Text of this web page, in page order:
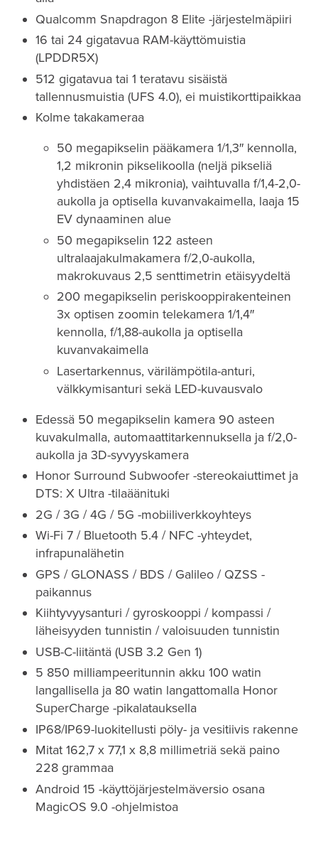
Qualcomm Snapdragon 8 Elite -järjestelmäpiiri
16 tai 24 gigatavua RAM-käyttömuistia
(LPDDR5X)
512 gigatavua tai 1 teratavu sisäistä
tallennusmuistia (UFS 4.0), ei muistikorttipaikkaa
Kolme takakameraa
50 megapikselin pääkamera 1/1,3″ kennolla,
1,2 mikronin pikselikoolla (neljä pikseliä
yhdistäen 2,4 mikronia), vaihtuvalla f/1,4-2,0-
aukolla ja optisella kuvanvakaimella, laaja 15
EV dynaaminen alue
50 megapikselin 122 asteen
ultralaajakulmakamera f/2,0-aukolla,
makrokuvaus 2,5 senttimetrin etäisyydeltä
200 megapikselin periskooppirakenteinen
3x optisen zoomin telekamera 1/1,4″
kennolla, f/1,88-aukolla ja optisella
kuvanvakaimella
Lasertarkennus, värilämpötila-anturi,
välkkymisanturi sekä LED-kuvausvalo
Edessä 50 megapikselin kamera 90 asteen
kuvakulmalla, automaattitarkennuksella ja f/2,0-
aukolla ja 3D-syvyyskamera
Honor Surround Subwoofer -stereokaiuttimet ja
DTS: X Ultra -tilaäänituki
2G / 3G / 4G / 5G -mobiiliverkkoyhteys
Wi-Fi 7 / Bluetooth 5.4 / NFC -yhteydet,
infrapunalähetin
GPS / GLONASS / BDS / Galileo / QZSS -
paikannus
Kiihtyvyysanturi / gyroskooppi / kompassi /
läheisyyden tunnistin / valoisuuden tunnistin
USB-C-liitäntä (USB 3.2 Gen 1)
5 850 milliampeeritunnin akku 100 watin
langallisella ja 80 watin langattomalla Honor
SuperCharge -pikalatauksella
IP68/IP69-luokitellusti pöly- ja vesitiivis rakenne
Mitat 162,7 x 77,1 x 8,8 millimetriä sekä paino
228 grammaa
Android 15 -käyttöjärjestelmäversio osana
MagicOS 9.0 -ohjelmistoa